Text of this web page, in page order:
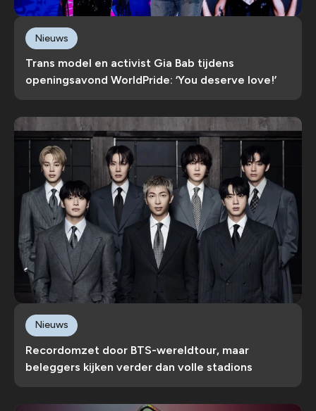
Trans model en activist Gia Bab tijdens
openingsavond WorldPride: ‘You deserve love!’
Nieuws
Recordomzet door BTS-wereldtour, maar
beleggers kijken verder dan volle stadions
Nieuws